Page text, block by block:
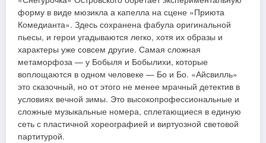
форму в виде мюзикла а капелла на сцене «Приюта
Комедианта». Здесь сохранена фабула оригинальной
пьесы, и герои угадываются легко, хотя их образы и
характеры уже совсем другие. Самая сложная
метаморфоза — у Бобыля и Бобылихи, которые
воплощаются в одном человеке — Бо и Бо. «Айсвилль»
это сказочный, но от этого не менее мрачный детектив в
условиях вечной зимы. Это высокопрофессиональные и
сложные музыкальные номера, сплетающиеся в единую
сеть с пластичной хореографией и виртуозной световой
партитурой.